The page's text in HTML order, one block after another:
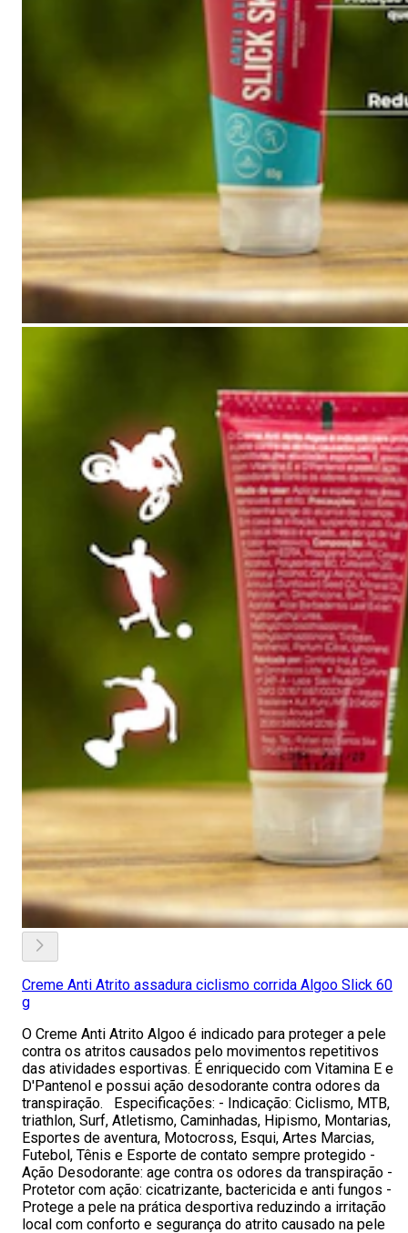
Creme Anti Atrito assadura ciclismo corrida Algoo Slick 60
g
O Creme Anti Atrito Algoo é indicado para proteger a pele
contra os atritos causados pelo movimentos repetitivos
das atividades esportivas. É enriquecido com Vitamina E e
D'Pantenol e possui ação desodorante contra odores da
transpiração. Especificações: - Indicação: Ciclismo, MTB,
triathlon, Surf, Atletismo, Caminhadas, Hipismo, Montarias,
Esportes de aventura, Motocross, Esqui, Artes Marcias,
Futebol, Tênis e Esporte de contato sempre protegido -
Ação Desodorante: age contra os odores da transpiração -
Protetor com ação: cicatrizante, bactericida e anti fungos -
Protege a pele na prática desportiva reduzindo a irritação
local com conforto e segurança do atrito causado na pele